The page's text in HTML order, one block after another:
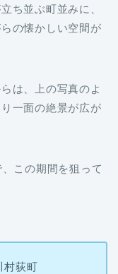
ち並ぶ町並みに、
の懐かしい空間が
は、上の写真のよ
一面の絶景が広が
この期間を狙って
村荻町